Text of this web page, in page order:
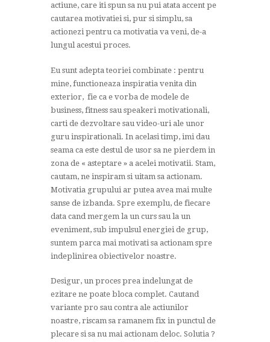
actiune, care iti spun sa nu pui atata accent pe
cautarea motivatiei si, pur si simplu, sa
actionezi pentru ca motivatia va veni, de-a
lungul acestui proces.
Eu sunt adepta teoriei combinate : pentru
mine, functioneaza inspiratia venita din
exterior, fie ca e vorba de modele de
business, fitness sau speakeri motivationali,
carti de dezvoltare sau video-uri ale unor
guru inspirationali. In acelasi timp, imi dau
seama ca este destul de usor sa ne pierdem in
zona de « asteptare » a acelei motivatii. Stam,
cautam, ne inspiram si uitam sa actionam.
Motivatia grupului ar putea avea mai multe
sanse de izbanda. Spre exemplu, de fiecare
data cand mergem la un curs sau la un
eveniment, sub impulsul energiei de grup,
suntem parca mai motivati sa actionam spre
indeplinirea obiectivelor noastre.
Desigur, un proces prea indelungat de
ezitare ne poate bloca complet. Cautand
variante pro sau contra ale actiunilor
noastre, riscam sa ramanem fix in punctul de
plecare si sa nu mai actionam deloc. Solutia ?